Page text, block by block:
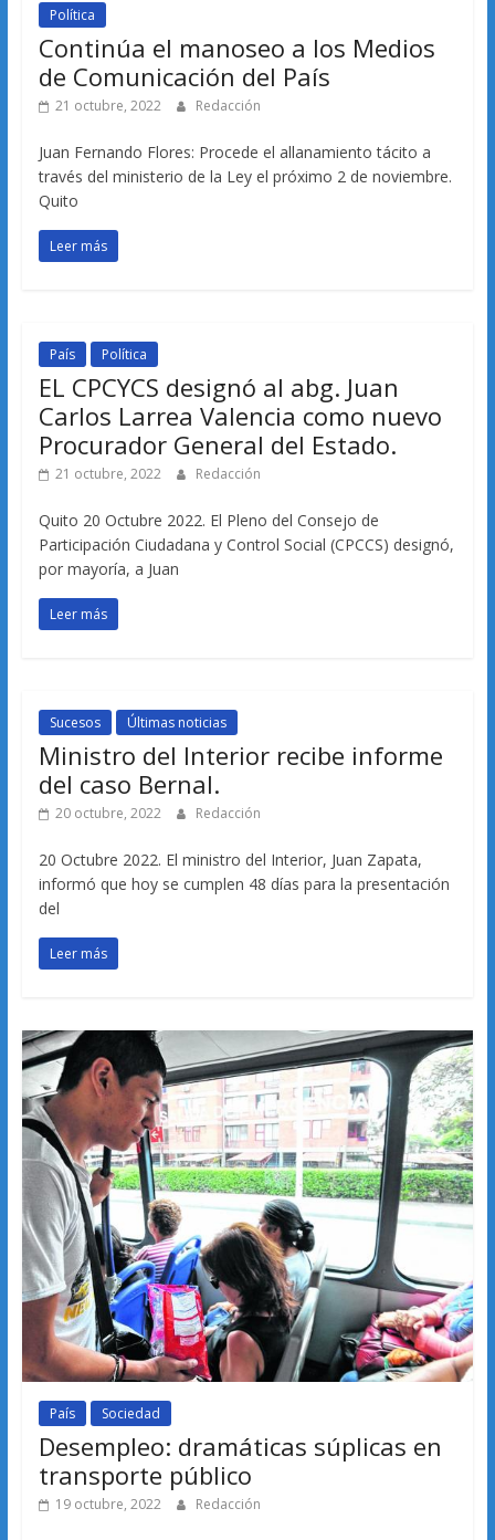
Política
Continúa el manoseo a los Medios
de Comunicación del País
21 octubre, 2022 Redacción
Juan Fernando Flores: Procede el allanamiento tácito a
través del ministerio de la Ley el próximo 2 de noviembre.
Quito
Leer más
País Política
EL CPCYCS designó al abg. Juan
Carlos Larrea Valencia como nuevo
Procurador General del Estado.
21 octubre, 2022 Redacción
Quito 20 Octubre 2022. El Pleno del Consejo de
Participación Ciudadana y Control Social (CPCCS) designó,
por mayoría, a Juan
Leer más
Sucesos Últimas noticias
Ministro del Interior recibe informe
del caso Bernal.
20 octubre, 2022 Redacción
20 Octubre 2022. El ministro del Interior, Juan Zapata,
informó que hoy se cumplen 48 días para la presentación
del
Leer más
País Sociedad
Desempleo: dramáticas súplicas en
transporte público
19 octubre, 2022 Redacción